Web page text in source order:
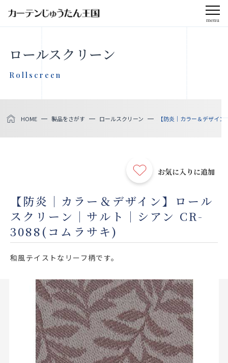
menu
会社案内
お知らせ
製品をさがす
店舗をさがす
お客様の声
お役立ち情報
ロールスクリーン
Rollscreen
HOME 製品をさがす ロールスクリーン 【防炎｜カラー＆デザイ
お気に入りに追加
【防炎｜カラー＆デザイン】ロール
スクリーン｜サルト｜シアン CR-
3088(コムラサキ)
和風テイストなリーフ柄です。